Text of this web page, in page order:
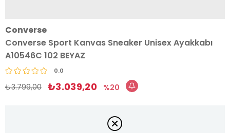
Converse
Converse Sport Kanvas Sneaker Unisex Ayakkabı
A10546C 102 BEYAZ
0.0
₺3.799,00 ₺3.039,20 20